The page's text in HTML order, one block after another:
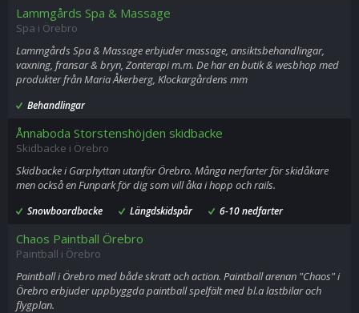
Lammgårds Spa & Massage
Spa i Örebro
Lammgårds Spa & Massage erbjuder massage, ansiktsbehandlingar,
vaxning, fransar & bryn, Zonterapi m.m. De har en butik & wesbhop med
produkter från Maria Åkerberg, Klockargårdens mm
Behandlingar
Ånnaboda Storstenshöjden skidbacke
Skidbacke i Örebro
Skidbacke i Garphyttan utanför Örebro. Många nerfarter för skidåkare
men också en Funpark för dig som vill åka i hopp och rails.
Snowboardbacke Längdskidspår 6-10 nedfarter
Chaos Paintball Örebro
Paintball i Örebro
Paintball i Örebro med både skratt och action. Paintball arenan "Chaos" i
Örebro erbjuder uppbyggda paintball spelfält med bl.a lastbilar och
flygplan.